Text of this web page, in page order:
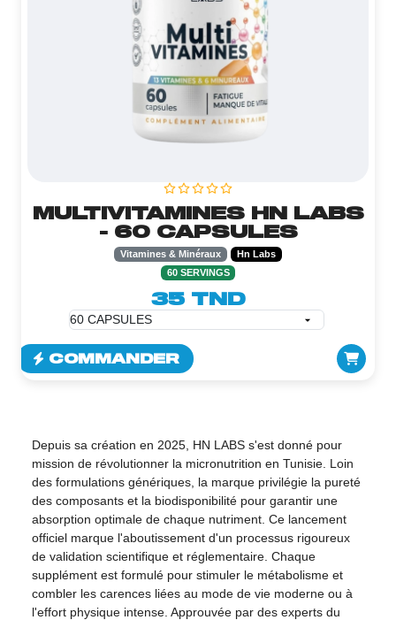
MULTIVITAMINES HN LABS
- 60 CAPSULES
Vitamines & Minéraux
Hn Labs
60 SERVINGS
35 TND
COMMANDER
Depuis sa création en 2025, HN LABS s'est donné pour
mission de révolutionner la micronutrition en Tunisie. Loin
des formulations génériques, la marque privilégie la pureté
des composants et la biodisponibilité pour garantir une
absorption optimale de chaque nutriment. Ce lancement
officiel marque l'aboutissement d'un processus rigoureux
de validation scientifique et réglementaire. Chaque
supplément est formulé pour stimuler le métabolisme et
combler les carences liées au mode de vie moderne ou à
l'effort physique intense. Approuvée par des experts du